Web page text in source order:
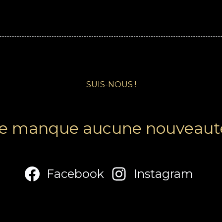
SUIS-NOUS !
manque aucune
Facebook Instagram